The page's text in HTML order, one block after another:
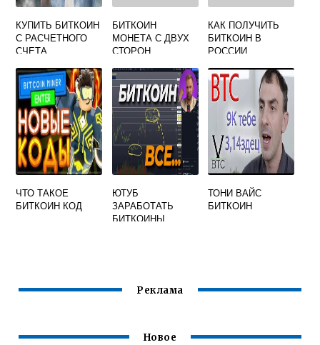
КУПИТЬ БИТКОИН
С РАСЧЕТНОГО
СЧЕТА
БИТКОИН
МОНЕТА С ДВУХ
СТОРОН
КАК ПОЛУЧИТЬ
БИТКОИН В
РОССИИ
ЧТО ТАКОЕ
БИТКОИН КОД
ЮТУБ
ЗАРАБОТАТЬ
БИТКОИНЫ
ТОНИ ВАЙС
БИТКОИН
Реклама
Новое